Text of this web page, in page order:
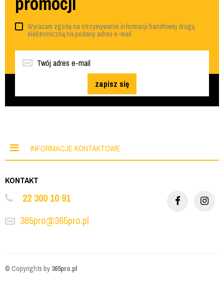
Wyrażam zgodę na otrzymywanie informacji handlowej drogą
elektroniczną na podany adres e-mail
zapisz się
INFORMACJE KONTAKTOWE
KONTAKT
22 300 10 91
365pro@365pro.pl
© Copyrights by 365pro.pl